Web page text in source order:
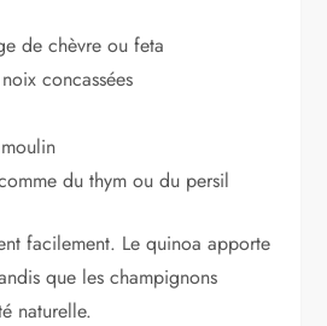
de chèvre ou feta
concassées
du thym ou du persil
facilement. Le quinoa apporte
que les champignons
naturelle.